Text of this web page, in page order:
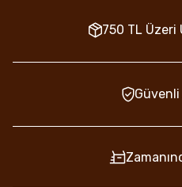
750 TL Üzeri
Güvenli